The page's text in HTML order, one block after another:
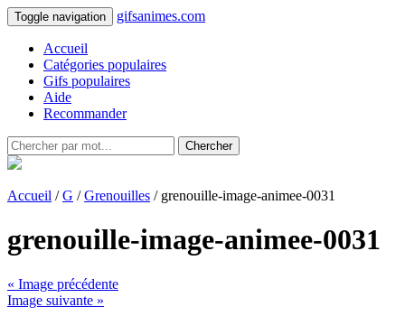
Toggle navigation gifsanimes.com
Accueil
Catégories populaires
Gifs populaires
Aide
Recommander
Chercher
Accueil /G /Grenouilles / grenouille-image-animee-0031
grenouille-image-animee-0031
« Image précédente
Image suivante »